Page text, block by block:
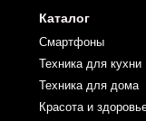
Каталог
Смартфоны
Техника для кухни
Техника для дома
Красота и